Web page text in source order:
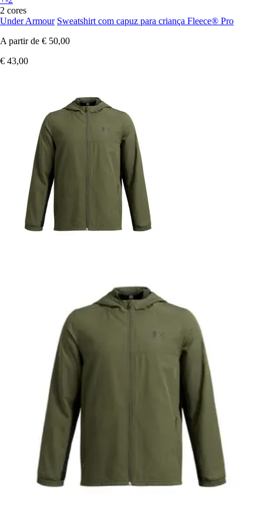
2 cores
Under Armour Sweatshirt com capuz para criança Fleece® Pro
A partir de € 50,00
€ 43,00